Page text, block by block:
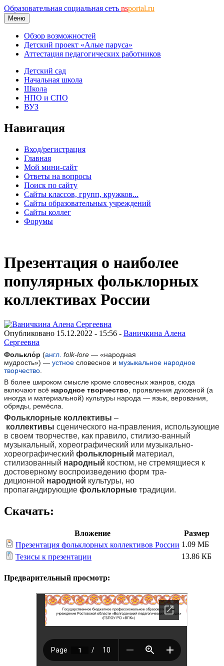
Образовательная социальная сеть nsportal.ru
Меню
Обзор возможностей
Детский проект «Алые паруса»
Аттестация педагогических работников
Детский сад
Начальная школа
Школа
НПО и СПО
ВУЗ
Навигация
Вход/регистрация
Главная
Мой мини-сайт
Ответы на вопросы
Поиск по сайту
Сайты классов, групп, кружков...
Сайты образовательных учреждений
Сайты коллег
Форумы
Презентация о наиболее
популярных фольклорных
коллективах России
Опубликовано 15.12.2022 - 15:56 - Ваничкина Алена
Сергеевна
Фолькло́р (англ. folk-lore — «народная
мудрость») — устное словесное и музыкальное народное
творчество
В более широком смысле кроме словесных жанров, сюда
включают всё народное творчество , проявления духовной (а
иногда и материальной) культуры народа — язык, верования,
обряды, ремёсла.
Фольклорные коллективы –
коллективы сценического на-правления, использующие
в своем творчестве, как правило, стилизо-ванный
музыкальный, хореографический или музыкально-
хореографический фольклорный материал,
стилизованный народный костюм, не стремящиеся к
достоверному воспроизведению форм тра-
диционной народной культуры, но
пропагандирующие фольклорные традиции.
Скачать:
Вложение
Размер
Презентация фольклорных коллективов России 1.09 МБ
Тезисы к презентации
13.86 КБ
Предварительный просмотр: